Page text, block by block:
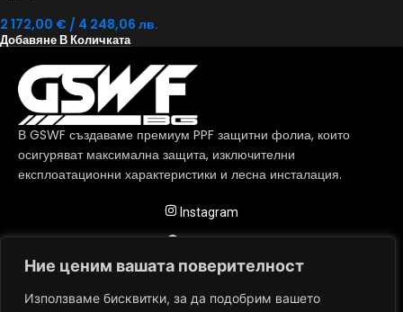
Ние ценим вашата поверителност
Използваме бисквитки, за да подобрим вашето
2 172,00 € / 4 248,06 лв.
Добавяне В Количката
В GSWF създаваме премиум PPF защитни фолиа, които
осигуряват максимална защита, изключителни
експлоатационни характеристики и лесна инсталация.
Instagram
София ул. Всеволод Гаршин 8
+359 886 638 460